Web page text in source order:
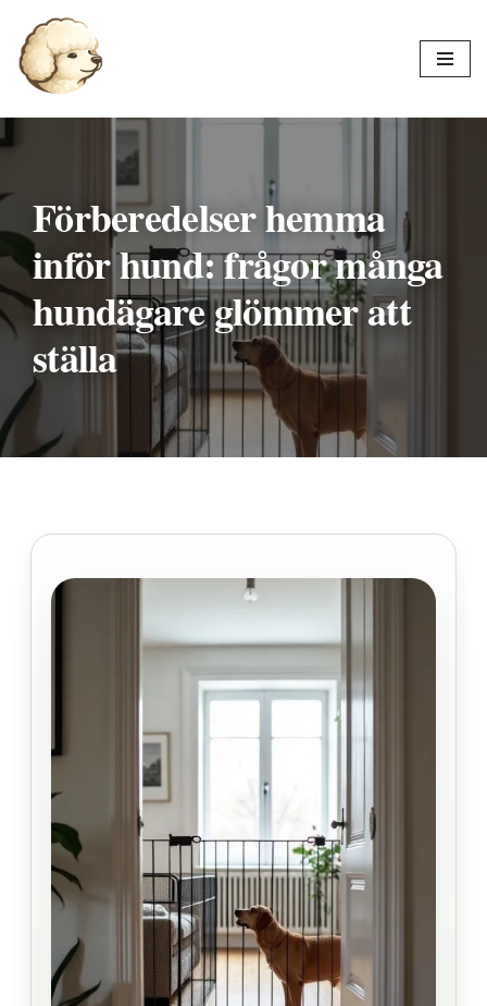
Hoppa
till
Förberedelser hemma
inför hund: frågor många
hundägare glömmer att
ställa